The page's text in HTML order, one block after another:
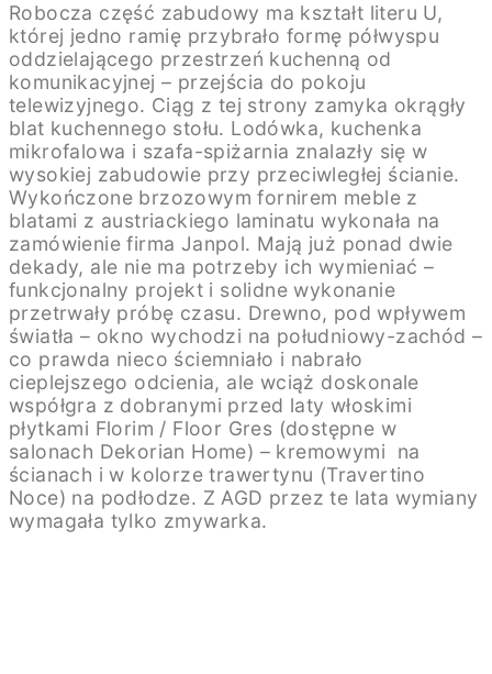
Robocza część zabudowy ma kształt literu U,
której jedno ramię przybrało formę półwyspu
oddzielającego przestrzeń kuchenną od
komunikacyjnej – przejścia do pokoju
telewizyjnego. Ciąg z tej strony zamyka okrągły
blat kuchennego stołu. Lodówka, kuchenka
mikrofalowa i szafa-spiżarnia znalazły się w
wysokiej zabudowie przy przeciwległej ścianie.
Wykończone brzozowym fornirem meble z
blatami z austriackiego laminatu wykonała na
zamówienie firma Janpol. Mają już ponad dwie
dekady, ale nie ma potrzeby ich wymieniać –
funkcjonalny projekt i solidne wykonanie
przetrwały próbę czasu. Drewno, pod wpływem
światła – okno wychodzi na południowy-zachód –
co prawda nieco ściemniało i nabrało
cieplejszego odcienia, ale wciąż doskonale
współgra z dobranymi przed laty włoskimi
płytkami Florim / Floor Gres (dostępne w
salonach Dekorian Home) – kremowymi na
ścianach i w kolorze trawertynu (Travertino
Noce) na podłodze. Z AGD przez te lata wymiany
wymagała tylko zmywarka.